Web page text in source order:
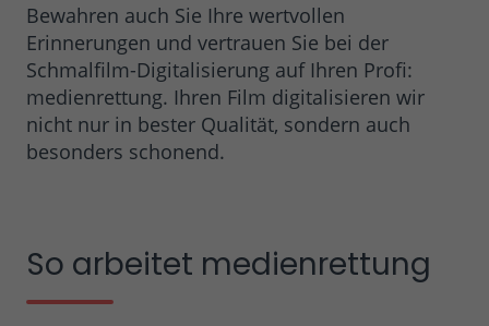
Bewahren auch Sie Ihre wertvollen
Erinnerungen und vertrauen Sie bei der
Schmalfilm-Digitalisierung auf Ihren Profi:
medienrettung. Ihren Film digitalisieren wir
nicht nur in bester Qualität, sondern auch
besonders schonend.
So arbeitet medienrettung